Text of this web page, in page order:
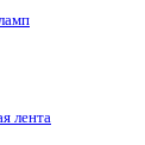
лента